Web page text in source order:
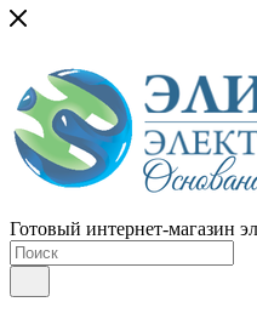
Готовый интернет-магазин